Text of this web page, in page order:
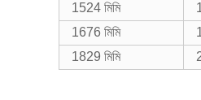
1524 মিমি
1676 মিমি
1829 মিমি